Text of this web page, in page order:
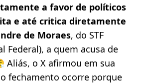
a favor de políticos
e até critica diretamente
de Moraes, do STF
Federal), a quem acusa de
Aliás, o X afirmou em sua
fechamento ocorre porque